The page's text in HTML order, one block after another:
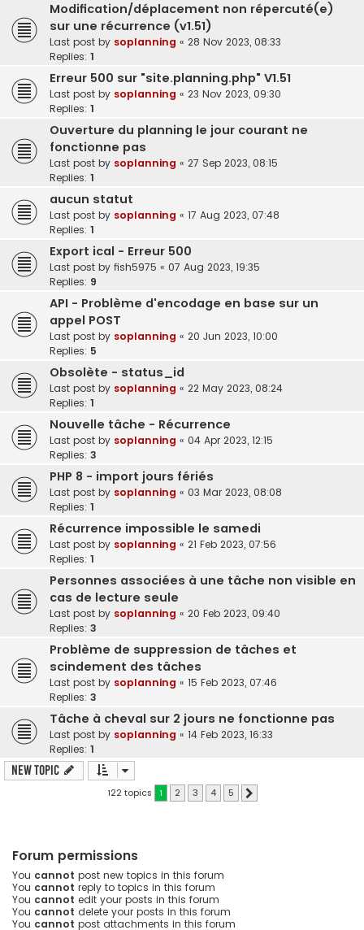
Modification/déplacement non répercuté(e)
sur une récurrence (v1.51)
Last post by soplanning « 28 Nov 2023, 08:33
Replies: 1
Erreur 500 sur "site.planning.php" V1.51
Last post by soplanning « 23 Nov 2023, 09:30
Replies: 1
Ouverture du planning le jour courant ne
fonctionne pas
Last post by soplanning « 27 Sep 2023, 08:15
Replies: 1
aucun statut
Last post by soplanning « 17 Aug 2023, 07:48
Replies: 1
Export ical - Erreur 500
Last post by fish5975 « 07 Aug 2023, 19:35
Replies: 9
API - Problème d'encodage en base sur un
appel POST
Last post by soplanning « 20 Jun 2023, 10:00
Replies: 5
Obsolète - status_id
Last post by soplanning « 22 May 2023, 08:24
Replies: 1
Nouvelle tâche - Récurrence
Last post by soplanning « 04 Apr 2023, 12:15
Replies: 3
PHP 8 - import jours fériés
Last post by soplanning « 03 Mar 2023, 08:08
Replies: 1
Récurrence impossible le samedi
Last post by soplanning « 21 Feb 2023, 07:56
Replies: 1
Personnes associées à une tâche non visible en
cas de lecture seule
Last post by soplanning « 20 Feb 2023, 09:40
Replies: 3
Problème de suppression de tâches et
scindement des tâches
Last post by soplanning « 15 Feb 2023, 07:46
Replies: 3
Tâche à cheval sur 2 jours ne fonctionne pas
Last post by soplanning « 14 Feb 2023, 16:33
Replies: 1
New Topic
122 topics 1 2 3 4 5
Forum permissions
You cannot post new topics in this forum
You cannot reply to topics in this forum
You cannot edit your posts in this forum
You cannot delete your posts in this forum
You cannot post attachments in this forum